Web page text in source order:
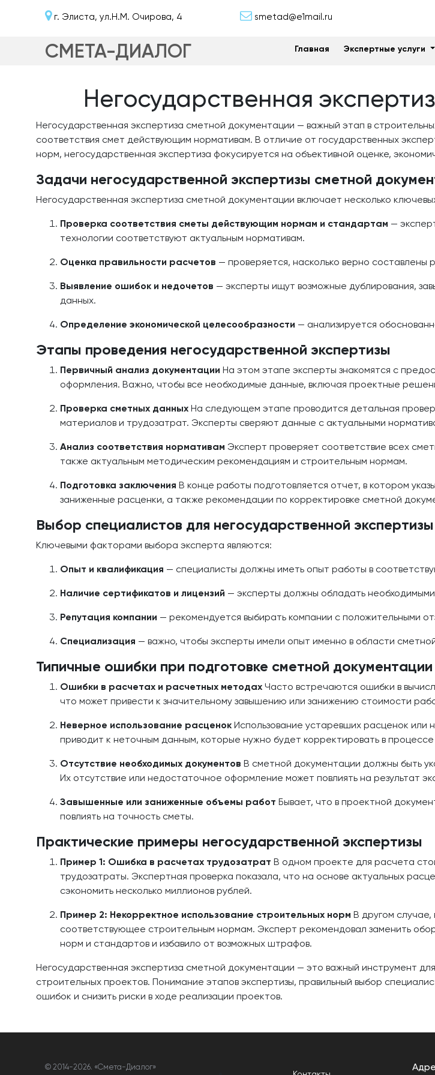
г. Элиста, ул.Н.М. Очирова, 4 smetad@e1mail.ru
СМЕТА-ДИАЛОГ Главная Экспертные услуги
Негосударственная
Негосударственная экспертиза сметной документации — важный этап в
соответствия смет действующим нормативам. В отличие от государственных
норм, негосударственная экспертиза фокусируется на объективной оценке,
Задачи негосударственной экспертизы сметной
Негосударственная экспертиза сметной документации включает несколько
Проверка соответствия сметы действующим нормам и стандартам —
технологии соответствуют актуальным нормативам.
Оценка правильности расчетов — проверяется, насколько верно
Выявление ошибок и недочетов — эксперты ищут возможные дублирования,
данных.
Определение экономической целесообразности — анализируется
Этапы проведения негосударственной экспертизы
Первичный анализ документации На этом этапе эксперты знакомятся с
оформления. Важно, чтобы все необходимые данные, включая проектные
Проверка сметных данных На следующем этапе проводится детальная
материалов и трудозатрат. Эксперты сверяют данные с актуальными
Анализ соответствия нормативам Эксперт проверяет соответствие всех
также актуальным методическим рекомендациям и строительным нормам.
Подготовка заключения В конце работы подготовляется отчет, в котором
заниженные расценки, а также рекомендации по корректировке сметной
Выбор специалистов для негосударственной экспертизы
Ключевыми факторами выбора эксперта являются:
Опыт и квалификация — специалисты должны иметь опыт работы в
Наличие сертификатов и лицензий — эксперты должны обладать
Репутация компании — рекомендуется выбирать компании с положительными
Специализация — важно, чтобы эксперты имели опыт именно в области
Типичные ошибки при подготовке сметной документации
Ошибки в расчетах и расчетных методах Часто встречаются ошибки в
что может привести к значительному завышению или занижению стоимости
Неверное использование расценок Использование устаревших расценок
приводит к неточным данным, которые нужно будет корректировать в процессе
Отсутствие необходимых документов В сметной документации должны быть
Их отсутствие или недостаточное оформление может повлиять на результат
Завышенные или заниженные объемы работ Бывает, что в проектной
повлиять на точность сметы.
Практические примеры негосударственной экспертизы
Пример 1: Ошибка в расчетах трудозатрат В одном проекте для расчета
трудозатраты. Экспертная проверка показала, что на основе актуальных
сэкономить несколько миллионов рублей.
Пример 2: Некорректное использование строительных норм В другом
соответствующее строительным нормам. Эксперт рекомендовал заменить
норм и стандартов и избавило от возможных штрафов.
Негосударственная экспертиза сметной документации — это важный инструмент
строительных проектов. Понимание этапов экспертизы, правильный выбор
ошибок и снизить риски в ходе реализации проектов.
© 2014-2026. «Смета-Диалог»